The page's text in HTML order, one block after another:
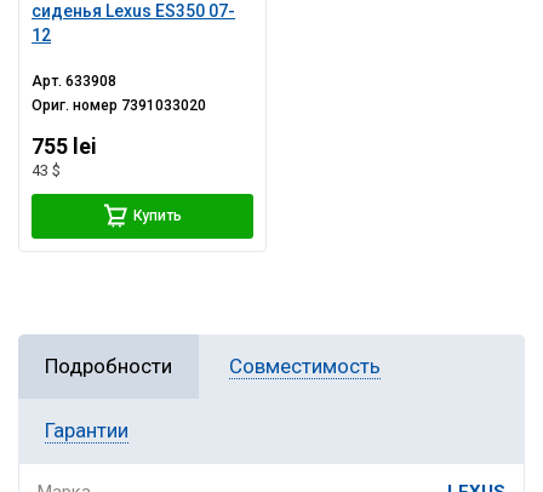
сиденья Lexus ES350 07-
12
Арт.633908
Ориг. номер 7391033020
755 lei
43 $
Купить
Подробности Совместимость
Гарантии